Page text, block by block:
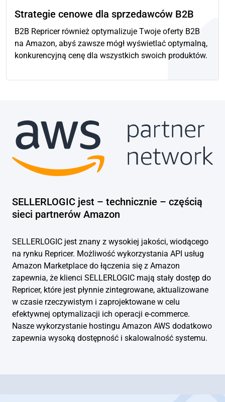
Strategie cenowe dla sprzedawców B2B
B2B Repricer również optymalizuje Twoje oferty B2B
na Amazon, abyś zawsze mógł wyświetlać optymalną,
konkurencyjną cenę dla wszystkich swoich produktów.
SELLERLOGIC jest – technicznie – częścią
sieci partnerów Amazon
SELLERLOGIC jest znany z wysokiej jakości, wiodącego
na rynku Repricer. Możliwość wykorzystania API usług
Amazon Marketplace do łączenia się z Amazon
zapewnia, że klienci SELLERLOGIC mają stały dostęp do
Repricer, które jest płynnie zintegrowane, aktualizowane
w czasie rzeczywistym i zaprojektowane w celu
efektywnej optymalizacji ich operacji e-commerce.
Nasze wykorzystanie hostingu Amazon AWS dodatkowo
zapewnia wysoką dostępność i skalowalność systemu.